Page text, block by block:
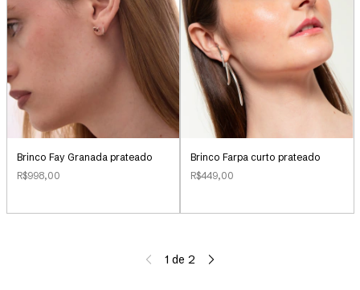
Brinco Fay Granada prateado
R$998,00
Brinco Farpa curto prateado
R$449,00
1 de 2